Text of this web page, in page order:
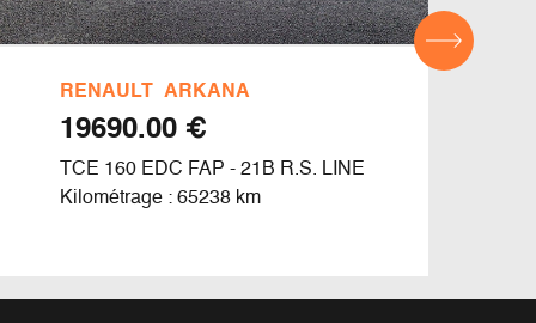
RENAULT ARKANA
€ 19690.00
TCE 160 EDC FAP - 21B R.S. LINE
Kilométrage : 65238 km